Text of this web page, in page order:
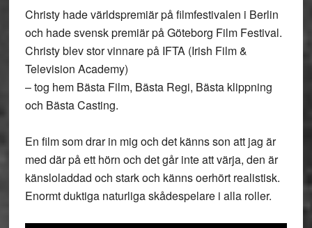
Christy hade världspremiär på filmfestivalen i Berlin
och hade svensk premiär på Göteborg Film Festival.
Christy blev stor vinnare på IFTA (Irish Film &
Television Academy)
– tog hem Bästa Film, Bästa Regi, Bästa klippning
och Bästa Casting.
En film som drar in mig och det känns son att jag är
med där på ett hörn och det går inte att värja, den är
känsloladdad och stark och känns oerhört realistisk.
Enormt duktiga naturliga skådespelare i alla roller.